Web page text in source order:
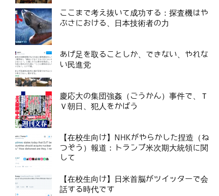
ここまで考え抜いて成功する：探査機はや
ぶさにおける、日本技術者の力
あげ足を取ることしか、できない、やれな
い民進党
慶応大の集団強姦（ごうかん）事件で、Ｔ
Ｖ朝日、犯人をかばう
【在校生向け】NHKがやらかした捏造（ね
つぞう）報道：トランプ米次期大統領に関
して
【在校生向け】日米首脳がツイッターで会
話する時代です